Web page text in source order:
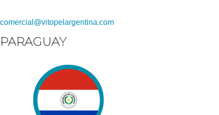
comercial@vitopelargentina.com​
PARAGUAY